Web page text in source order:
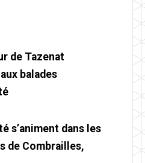
de Tazenat
balades
s’animent dans les
de Combrailles,